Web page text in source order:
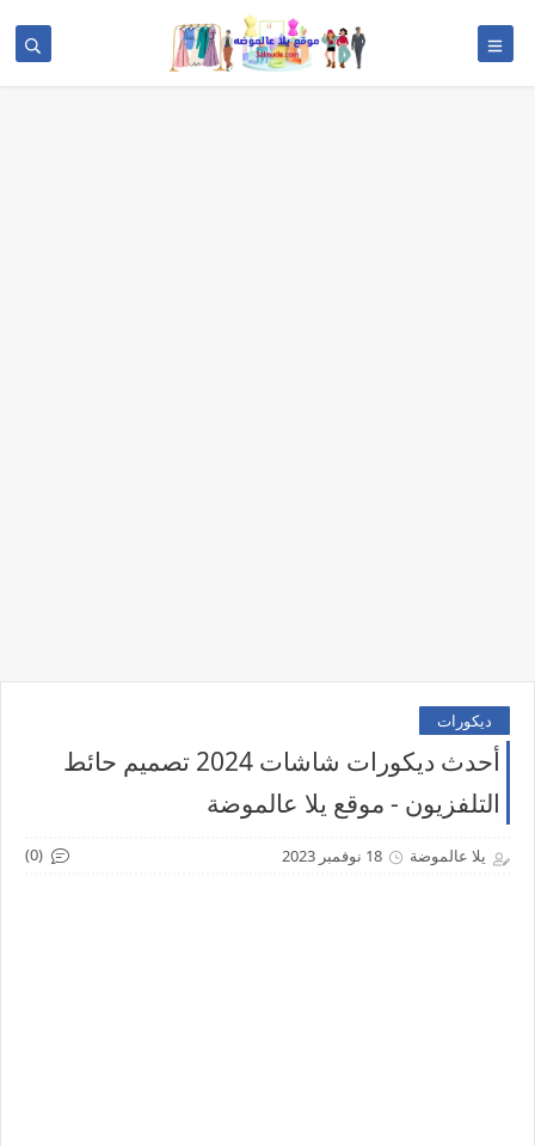
ديكورات
أحدث ديكورات شاشات 2024 تصميم حائط
التلفزيون - موقع يلا عالموضة
يلا عالموضة 18 نوفمبر 2023 (0)